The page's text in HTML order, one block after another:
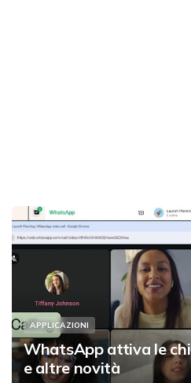
APPLICAZIONI
WhatsApp attiva le
e altre novità